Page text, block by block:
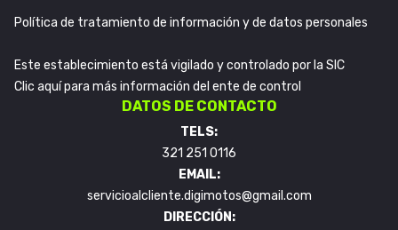
Política de tratamiento de información y de datos personales
Este establecimiento está vigilado y controlado por la SIC
Clic aquí para más información del ente de control
DATOS DE CONTACTO
TELS:
321 251 0116
EMAIL:
servicioalcliente.digimotos@gmail.com
DIRECCIÓN: